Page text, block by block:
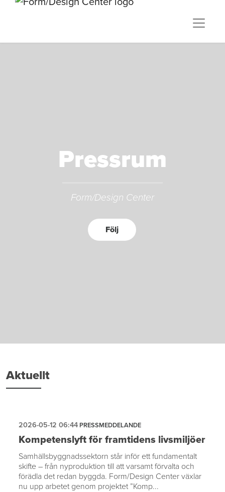
Pressrum
Form/Design Center
Följ
Aktuellt
2026-05-12 06:44 PRESSMEDDELANDE
Kompetenslyft för framtidens livsmiljöer
Samhällsbyggnadssektorn står inför ett fundamentalt
skifte – från nyproduktion till att varsamt förvalta och
förädla det redan byggda. Form/Design Center växlar
nu upp arbetet genom projektet ”Komp...